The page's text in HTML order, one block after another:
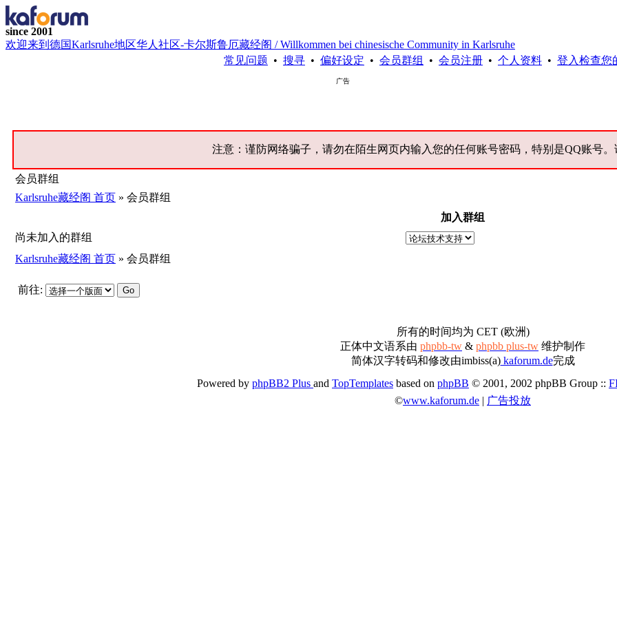
since 2001
欢迎来到德国Karlsruhe地区华人社区-卡尔斯鲁厄藏经阁 / Willkommen bei chinesische Community in Karlsruhe
常见问题 • 搜寻 • 偏好设定 • 会员群组 • 会员注册 • 个人资料 • 登入检查您
广告
注意：谨防网络骗子，请勿在陌生网页内输入您的任何账号密码，特别是QQ账号。
会员群组
Karlsruhe藏经阁 首页 » 会员群组
加入群组
尚未加入的群组
Karlsruhe藏经阁 首页 » 会员群组
前往:
所有的时间均为 CET (欧洲)
正体中文语系由 phpbb-tw & phpbb plus-tw 维护制作
简体汉字转码和修改由imbiss(a)kaforum.de完成
Powered by phpBB2 Plus and TopTemplates based on phpBB © 2001, 2002 phpBB Group ::
©www.kaforum.de | 广告投放